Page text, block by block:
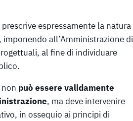
espressamente la natura
all’Amministrazione di
al fine di individuare
può essere validamente
, ma deve intervenire
in ossequio ai principi di